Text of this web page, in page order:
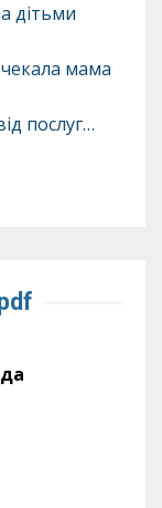
дітьми
чекала мама
послуг…